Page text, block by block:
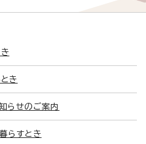
き
らせのご案内
らすとき